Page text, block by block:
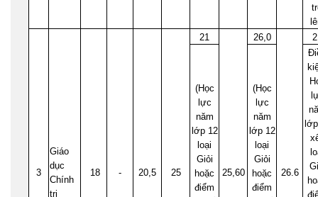
3
Giáo
dục
Chính
trị
18 - 20,5 25
21
25,60
26,0
26.6
(Học
lực
năm
lớp 12
loại
Giỏi
hoặc
điểm
(Học
lực
năm
lớp 12
loại
Giỏi
hoặc
điểm